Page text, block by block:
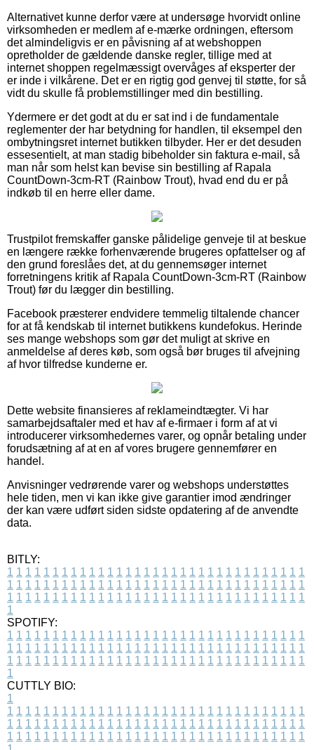
Alternativet kunne derfor være at undersøge hvorvidt online
virksomheden er medlem af e-mærke ordningen, eftersom
det almindeligvis er en påvisning af at webshoppen
opretholder de gældende danske regler, tillige med at
internet shoppen regelmæssigt overvåges af eksperter der
er inde i vilkårene. Det er en rigtig god genvej til støtte, for så
vidt du skulle få problemstillinger med din bestilling.
Ydermere er det godt at du er sat ind i de fundamentale
reglementer der har betydning for handlen, til eksempel den
ombytningsret internet butikken tilbyder. Her er det desuden
essesentielt, at man stadig bibeholder sin faktura e-mail, så
man når som helst kan bevise sin bestilling af Rapala
CountDown-3cm-RT (Rainbow Trout), hvad end du er på
indkøb til en herre eller dame.
Trustpilot fremskaffer ganske pålidelige genveje til at beskue
en længere række forhenværende brugeres opfattelser og af
den grund foreslåes det, at du gennemsøger internet
forretningens kritik af Rapala CountDown-3cm-RT (Rainbow
Trout) før du lægger din bestilling.
Facebook præsterer endvidere temmelig tiltalende chancer
for at få kendskab til internet butikkens kundefokus. Herinde
ses mange webshops som gør det muligt at skrive en
anmeldelse af deres køb, som også bør bruges til afvejning
af hvor tilfredse kunderne er.
Dette website finansieres af reklameindtægter. Vi har
samarbejdsaftaler med et hav af e-firmaer i form af at vi
introducerer virksomhedernes varer, og opnår betaling under
forudsætning af at en af vores brugere gennemfører en
handel.
Anvisninger vedrørende varer og webshops understøttes
hele tiden, men vi kan ikke give garantier imod ændringer
der kan være udført siden sidste opdatering af de anvendte
data.
BITLY:
1 1 1 1 1 1 1 1 1 1 1 1 1 1 1 1 1 1 1 1 1 1 1 1 1 1 1 1 1 1 1 1 1
1 1 1 1 1 1 1 1 1 1 1 1 1 1 1 1 1 1 1 1 1 1 1 1 1 1 1 1 1 1 1 1 1
1 1 1 1 1 1 1 1 1 1 1 1 1 1 1 1 1 1 1 1 1 1 1 1 1 1 1 1 1 1 1 1 1
1
SPOTIFY:
1 1 1 1 1 1 1 1 1 1 1 1 1 1 1 1 1 1 1 1 1 1 1 1 1 1 1 1 1 1 1 1 1
1 1 1 1 1 1 1 1 1 1 1 1 1 1 1 1 1 1 1 1 1 1 1 1 1 1 1 1 1 1 1 1 1
1 1 1 1 1 1 1 1 1 1 1 1 1 1 1 1 1 1 1 1 1 1 1 1 1 1 1 1 1 1 1 1 1
1
CUTTLY BIO:
1
1 1 1 1 1 1 1 1 1 1 1 1 1 1 1 1 1 1 1 1 1 1 1 1 1 1 1 1 1 1 1 1 1
1 1 1 1 1 1 1 1 1 1 1 1 1 1 1 1 1 1 1 1 1 1 1 1 1 1 1 1 1 1 1 1 1
1 1 1 1 1 1 1 1 1 1 1 1 1 1 1 1 1 1 1 1 1 1 1 1 1 1 1 1 1 1 1 1 1